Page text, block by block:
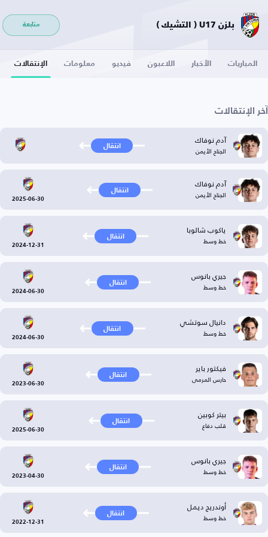
بلزن U17 ( التشيك ) متابعة
المباريات الأخبار اللاعبون فيديو معلومات الإنتقالات
آخر الإنتقالات
آدم نوفاك
الجناح الأيمن انتقال
آدم نوفاك
الجناح الأيمن انتقال
2025-06-30
ياكوب شالوبا
خط وسط انتقال
2024-12-31
جيري بانوس
خط وسط انتقال
2024-06-30
دانيال سوتشي
خط وسط انتقال
2024-06-30
فيكتور باير
حارس المرمى انتقال
2023-06-30
بيتر كوبين
قلب دفاع انتقال
2025-06-30
جيري بانوس
خط وسط انتقال
2023-04-30
أوندريج ديمل
خط وسط انتقال
2022-12-31